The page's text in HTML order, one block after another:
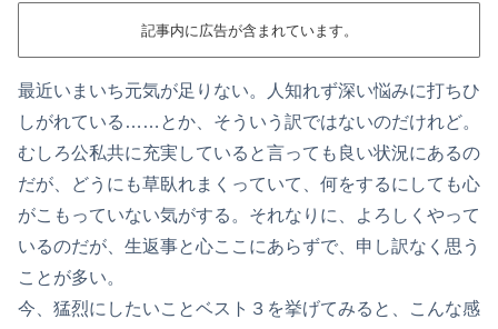
記事内に広告が含まれています。
最近いまいち元気が足りない。人知れず深い悩みに打ちひ
しがれている……とか、そういう訳ではないのだけれど。
むしろ公私共に充実していると言っても良い状況にあるの
だが、どうにも草臥れまくっていて、何をするにしても心
がこもっていない気がする。それなりに、よろしくやって
いるのだが、生返事と心ここにあらずで、申し訳なく思う
ことが多い。
今、猛烈にしたいことベスト３を挙げてみると、こんな感